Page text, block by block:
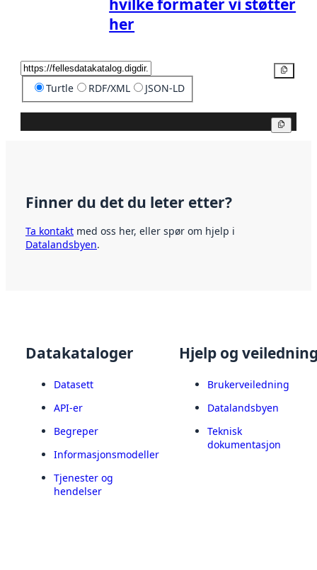
her
Turtle RDF/XML JSON-LD
Finner du det du leter etter?
Ta kontakt med oss her, eller spør om hjelp i
Datalandsbyen.
Datakataloger
Datasett
API-er
Begreper
Informasjonsmodeller
Tjenester og
hendelser
Hjelp og
Brukerveiledning
Datalandsbyen
Teknisk
dokumentasjon